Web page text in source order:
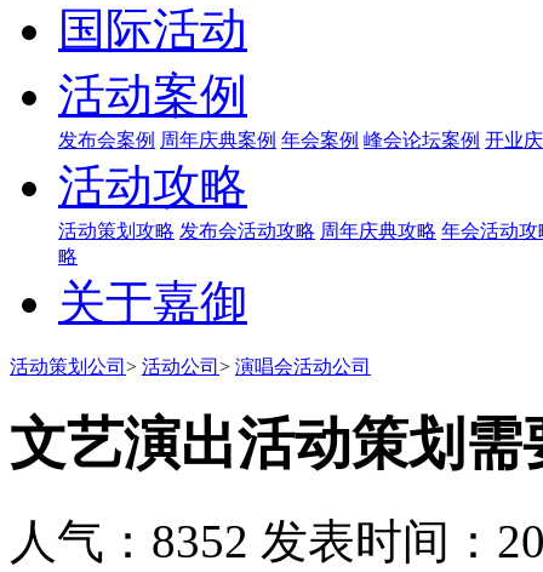
国际活动
活动案例
发布会案例 周年庆典案例 年会案例 峰会论坛案例 开业
活动攻略
活动策划攻略 发布会活动攻略 周年庆典攻略 年会活动攻
略
关于嘉御
活动策划公司 > 活动公司 > 演唱会活动公司
文艺演出活动策划
人气：8352 发表时间：